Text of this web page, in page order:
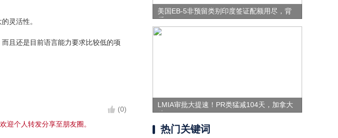
灵活性。
且还是目前语言能力要求比较低的项
(0)
迎个人转发分享至朋友圈。
美国EB-5非预留类别印度签证配额用尽，背
后
LMIA审批大提速！PR类猛减104天，加拿大
移
热门关键词